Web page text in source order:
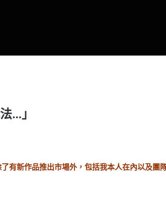
…」
有新作品推出市場外，包括我本人在內以及